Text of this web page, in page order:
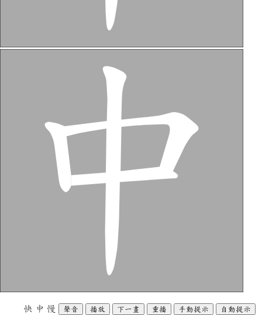
快 中 慢 聲音 播放 下一畫 重播 手動提示 自動提示